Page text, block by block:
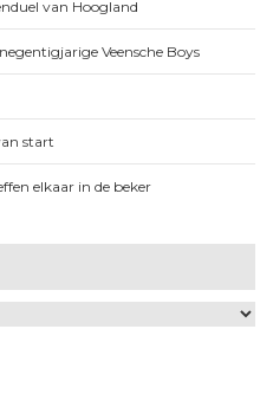
van Hoogland
Veensche Boys
start
elkaar in de beker